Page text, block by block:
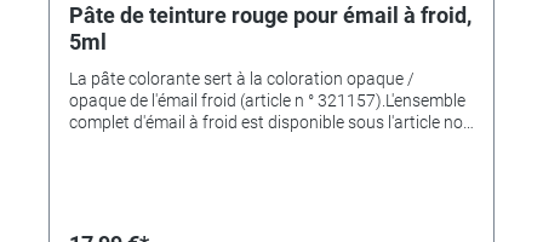
Pâte de teinture rouge pour émail à froid,
5ml
La pâte colorante sert à la coloration opaque /
opaque de l'émail froid (article n ° 321157).L'ensemble
complet d'émail à froid est disponible sous l'article no.